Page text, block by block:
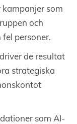
kampanjer som
och
personer.
de resultat
strategiska
som AI-